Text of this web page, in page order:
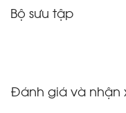
Bộ sưu tập
Đánh giá và nhận